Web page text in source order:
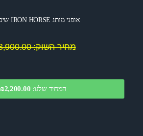
אופני מותג IRON HORSE שיכוך…
מחיר השוק: ₪3,900.00
המחיר שלנו: ₪2,200.00